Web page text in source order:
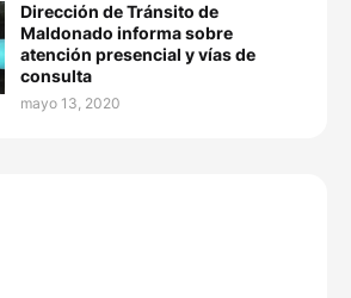
Dirección de Tránsito de
Maldonado informa sobre
atención presencial y vías de
consulta
mayo 13, 2020